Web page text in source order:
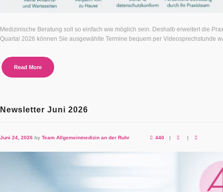
Medizinische Beratung soll so einfach wie möglich sein. Deshalb erweitert die
Quartal 2026 können Sie ausgewählte Termine bequem per Videosprechstunde
Read More
Newsletter Juni 2026
Juni 24, 2026 by Team Allgemeinmedizin an der Ruhr 440